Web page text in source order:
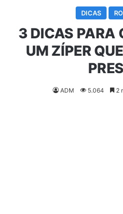
DICAS
3 DICAS PARA
UM ZÍPER
ADM 5.064 2